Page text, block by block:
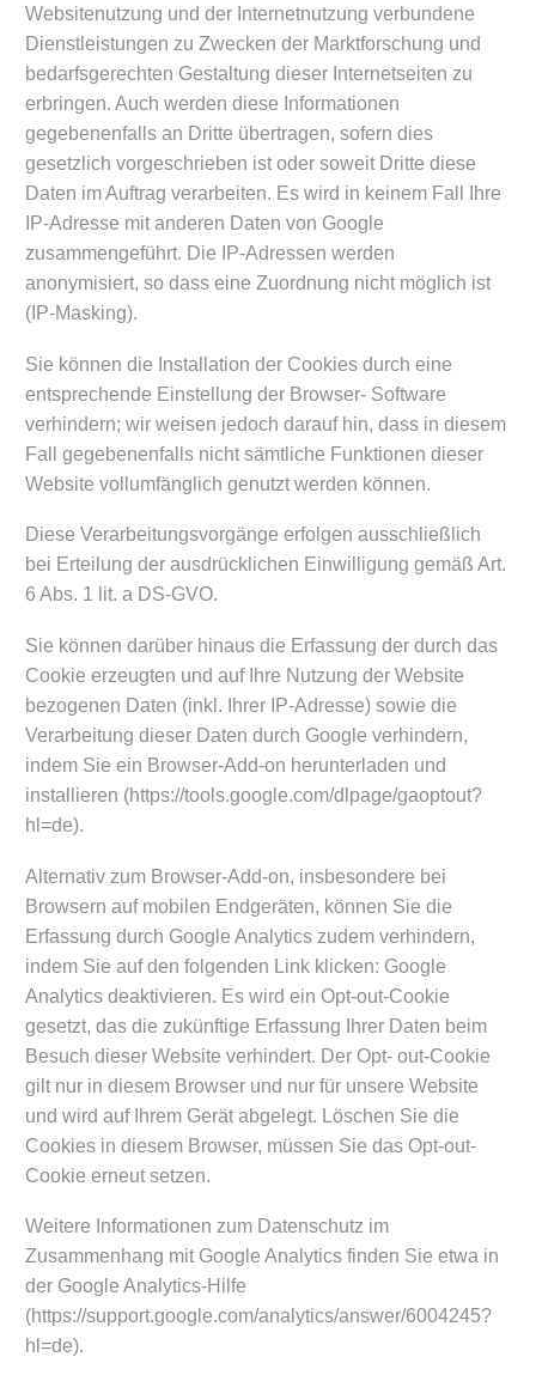
Websitenutzung und der Internetnutzung verbundene
Dienstleistungen zu Zwecken der Marktforschung und
bedarfsgerechten Gestaltung dieser Internetseiten zu
erbringen. Auch werden diese Informationen
gegebenenfalls an Dritte übertragen, sofern dies
gesetzlich vorgeschrieben ist oder soweit Dritte diese
Daten im Auftrag verarbeiten. Es wird in keinem Fall Ihre
IP-Adresse mit anderen Daten von Google
zusammengeführt. Die IP-Adressen werden
anonymisiert, so dass eine Zuordnung nicht möglich ist
(IP-Masking).
Sie können die Installation der Cookies durch eine
entsprechende Einstellung der Browser- Software
verhindern; wir weisen jedoch darauf hin, dass in diesem
Fall gegebenenfalls nicht sämtliche Funktionen dieser
Website vollumfänglich genutzt werden können.
Diese Verarbeitungsvorgänge erfolgen ausschließlich
bei Erteilung der ausdrücklichen Einwilligung gemäß Art.
6 Abs. 1 lit. a DS-GVO.
Sie können darüber hinaus die Erfassung der durch das
Cookie erzeugten und auf Ihre Nutzung der Website
bezogenen Daten (inkl. Ihrer IP-Adresse) sowie die
Verarbeitung dieser Daten durch Google verhindern,
indem Sie ein Browser-Add-on herunterladen und
installieren (https://tools.google.com/dlpage/gaoptout?
hl=de).
Alternativ zum Browser-Add-on, insbesondere bei
Browsern auf mobilen Endgeräten, können Sie die
Erfassung durch Google Analytics zudem verhindern,
indem Sie auf den folgenden Link klicken: Google
Analytics deaktivieren. Es wird ein Opt-out-Cookie
gesetzt, das die zukünftige Erfassung Ihrer Daten beim
Besuch dieser Website verhindert. Der Opt- out-Cookie
gilt nur in diesem Browser und nur für unsere Website
und wird auf Ihrem Gerät abgelegt. Löschen Sie die
Cookies in diesem Browser, müssen Sie das Opt-out-
Cookie erneut setzen.
Weitere Informationen zum Datenschutz im
Zusammenhang mit Google Analytics finden Sie etwa in
der Google Analytics-Hilfe
(https://support.google.com/analytics/answer/6004245?
hl=de).